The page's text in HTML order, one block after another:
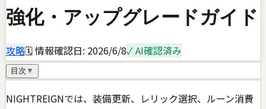
強化・アップグレードガイド
攻略🗓 情報確認日: 2026/6/8✓ AI確認済み
目次 ▼
NIGHTREIGNでは、装備更新、レリック選択、ルーン消費